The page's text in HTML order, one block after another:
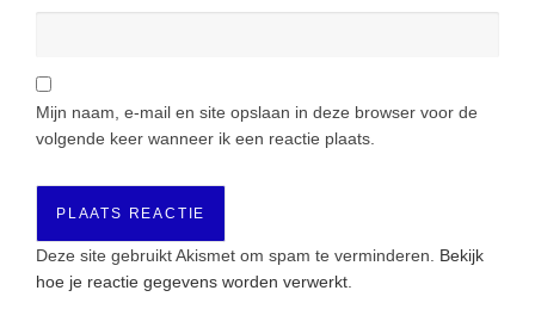
Mijn naam, e-mail en site opslaan in deze browser voor de
volgende keer wanneer ik een reactie plaats.
Deze site gebruikt Akismet om spam te verminderen. Bekijk
hoe je reactie gegevens worden verwerkt